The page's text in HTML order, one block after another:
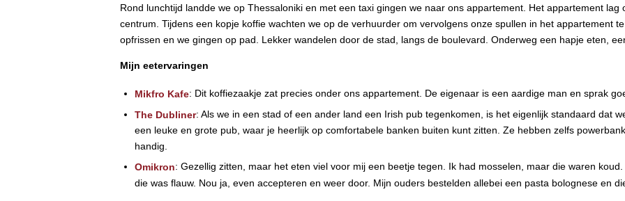
Rond lunchtijd landde we op Thessaloniki en met een taxi gingen we naar ons appartement. Het appartement
centrum. Tijdens een kopje koffie wachten we op de verhuurder om vervolgens onze spullen in het appartement
opfrissen en we gingen op pad. Lekker wandelen door de stad, langs de boulevard. Onderweg een hapje eten,
Mijn eetervaringen
Mikfro Kafe: Dit koffiezaakje zat precies onder ons appartement. De eigenaar is een aardige man en sprak
The Dubliner: Als we in een stad of een ander land een Irish pub tegenkomen, is het eigenlijk standaard dat
een leuke en grote pub, waar je heerlijk op comfortabele banken buiten kunt zitten. Ze hebben zelfs
handig.
Omikron: Gezellig zitten, maar het eten viel voor mij een beetje tegen. Ik had mosselen, maar die waren
die was flauw. Nou ja, even accepteren en weer door. Mijn ouders bestelden allebei een pasta bolognese en